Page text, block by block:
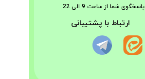
پاسخگوی شما از ساعت 9 الی 22
ارتباط با پشتیبانی